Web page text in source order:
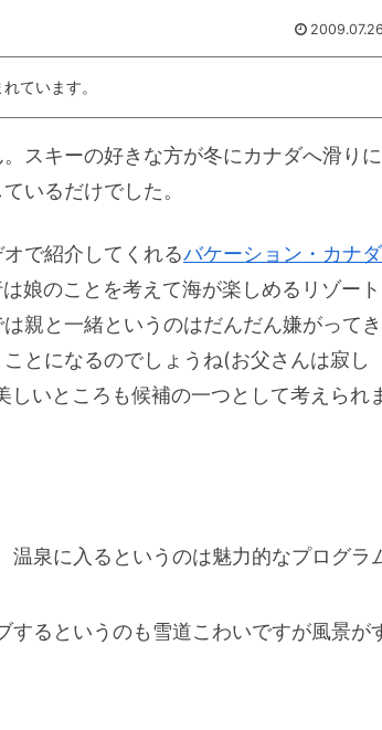
2009.07.26
ています。
スキーの好きな方が冬にカナダへ滑りに
いるだけでした。
で紹介してくれるバケーション・カナダ
娘のことを考えて海が楽しめるリゾート
親と一緒というのはだんだん嫌がってき
とになるのでしょうね(お父さんは寂し
いところも候補の一つとして考えられ
温泉に入るというのは魅力的なプログラ
するというのも雪道こわいですが風景が